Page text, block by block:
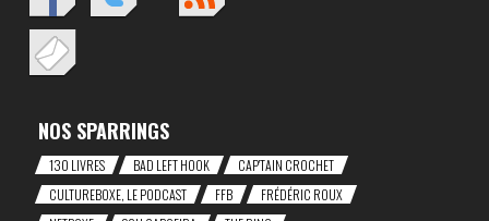
NOS SPARRINGS
130 LIVRES BAD LEFT HOOK
CAP'TAIN CROCHET
CULTUREBOXE, LE PODCAST
FFB
FRÉDÉRIC ROUX